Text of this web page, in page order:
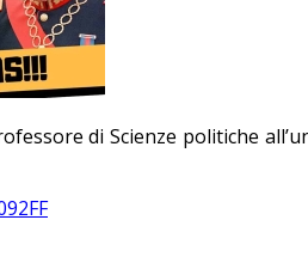
di Scienze politiche